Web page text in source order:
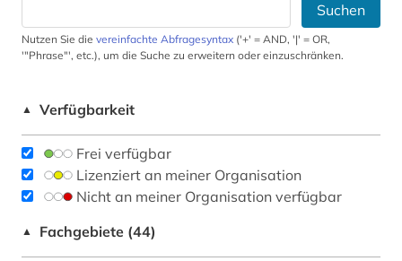
Suchen
Nutzen Sie die vereinfachte Abfragesyntax ('+' = AND, '|' = OR,
'"Phrase"', etc.), um die Suche zu erweitern oder einzuschränken.
▲ Verfügbarkeit
Frei verfügbar
Lizenziert an meiner Organisation
Nicht an meiner Organisation verfügbar
▲ Fachgebiete (44)